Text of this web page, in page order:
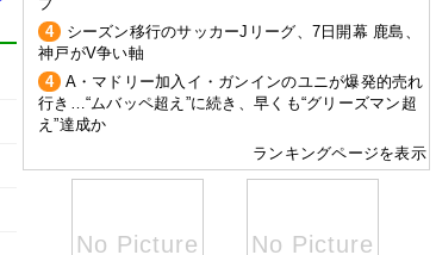
4
シーズン移行のサッカーJリーグ、7日開幕 鹿島、
神戸がV争い軸
4
A・マドリー加入イ・ガンインのユニが爆発的売れ
行き…“ムバッペ超え”に続き、早くも“グリーズマン超
え”達成か
ランキングページを表示